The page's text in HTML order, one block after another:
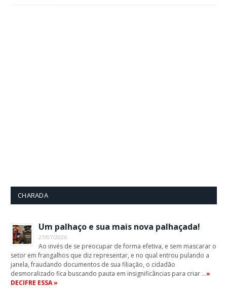
CHARADA
Um palhaço e sua mais nova palhaçada!
27/07/2026
Ao invés de se preocupar de forma efetiva, e sem mascarar o
setor em frangalhos que diz representar, e no qual entrou pulando a
janela, fraudando documentos de sua filiação, o cidadão
desmoralizado fica buscando pauta em insignificâncias para criar …»
DECIFRE ESSA »